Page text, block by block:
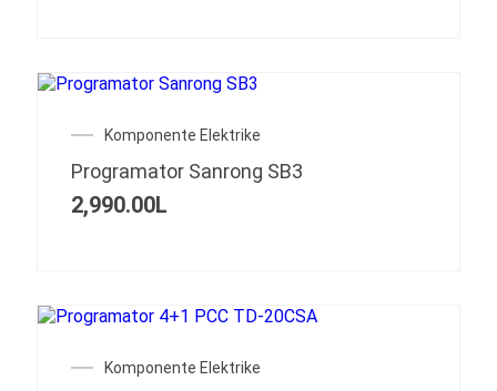
Komponente Elektrike
Programator Sanrong SB3
2,990.00L
Komponente Elektrike